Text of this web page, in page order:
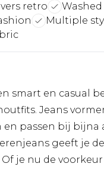
retro
Multiple
smart en casual
Jeans
passen bij bijna
geeft je
je nu de